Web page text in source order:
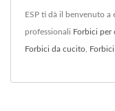
ESP ti dà il benvenuto
professionali Forbici per
Forbici da cucito